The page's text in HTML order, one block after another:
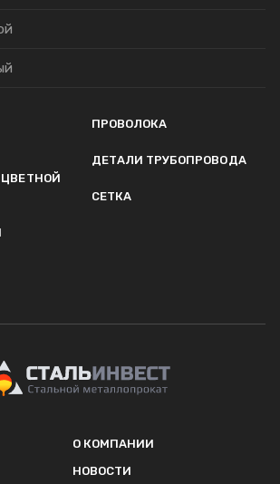
ПРОВОЛОКА
ДЕТАЛИ ТРУБОПРОВОДА
СЕТКА
О КОМПАНИИ
НОВОСТИ